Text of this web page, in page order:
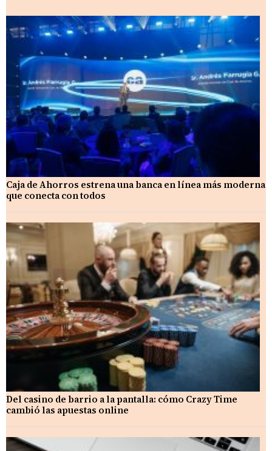
Caja de Ahorros estrena una banca en línea más moderna
que conecta con todos
Del casino de barrio a la pantalla: cómo Crazy Time
cambió las apuestas online